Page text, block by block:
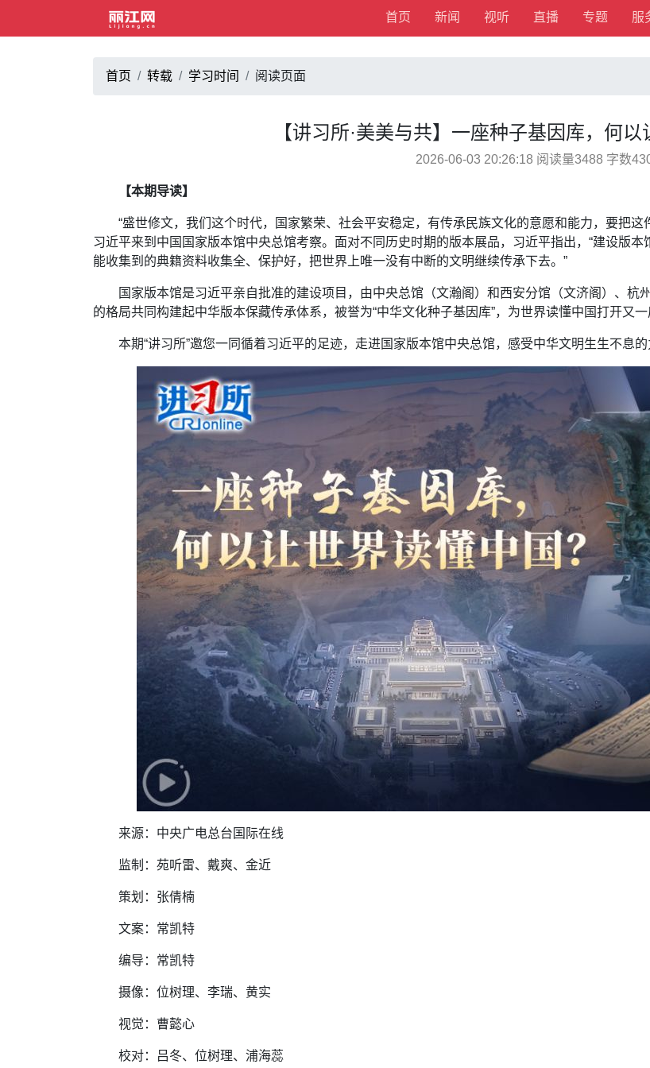
首页 新闻 视听 直播 专题 服
首页 转载 学习时间 阅读页面
【讲习所·美美与共】一座种子基因库，何以
2026-06-03 20:26:18 阅读量3488 字数
【本期导读】
“盛世修文，我们这个时代，国家繁荣、社会平安稳定，有传承民族文化的意愿和能力，要把这
习近平来到中国国家版本馆中央总馆考察。面对不同历史时期的版本展品，习近平指出，“建设版
能收集到的典籍资料收集全、保护好，把世界上唯一没有中断的文明继续传承下去。”
国家版本馆是习近平亲自批准的建设项目，由中央总馆（文瀚阁）和西安分馆（文济阁）、杭
的格局共同构建起中华版本保藏传承体系，被誉为“中华文化种子基因库”，为世界读懂中国打开又一
本期“讲习所”邀您一同循着习近平的足迹，走进国家版本馆中央总馆，感受中华文明生生不息的
来源： 中央广电总台国际在线
监制：苑听雷、戴爽、金近
策划：张倩楠
文案：常凯特
编导：常凯特
摄像：位树理、李瑞、黄实
视觉：曹懿心
校对：吕冬、位树理、浦海蕊